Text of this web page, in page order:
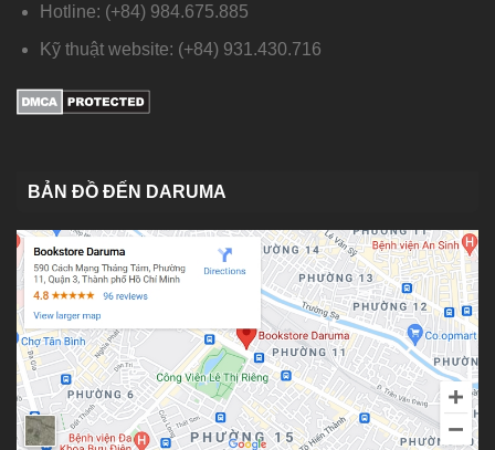
Hotline: (+84) 984.675.885
Kỹ thuật website: (+84) 931.430.716
BẢN ĐỒ ĐẾN DARUMA